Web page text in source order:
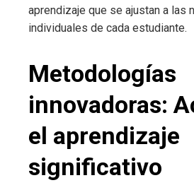
aprendizaje que se ajustan a las
individuales de cada estudiante.
Metodologías
innovadoras:
el aprendizaje
significativo